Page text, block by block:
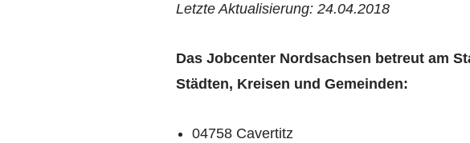
Letzte Aktualisierung: 24.04.2018
Das Jobcenter Nordsachsen betreut am
Städten, Kreisen und Gemeinden:
04758 Cavertitz